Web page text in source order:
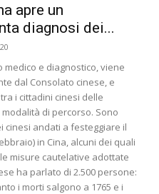
apre un
diagnosi dei...
medico e diagnostico, viene
dal Consolato cinese, e
i cittadini cinesi delle
di percorso. Sono
cinesi andati a festeggiare il
in Cina, alcuni dei quali
misure cautelative adottate
ha parlato di 2.500 persone:
i morti salgono a 1765 e i